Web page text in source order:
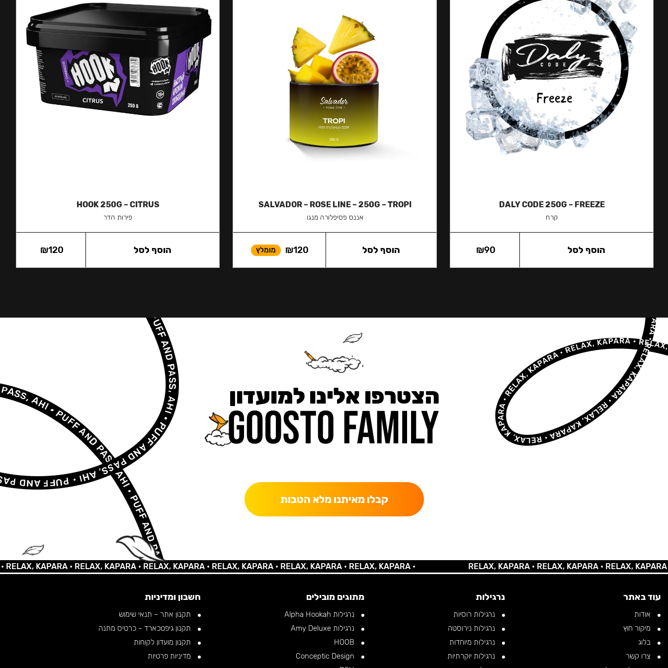
DALY CODE 250G – FREEZE
קרח
₪90 הוסף לסל
SALVADOR – ROSE LINE – 250G – TROPI
אננס פסיפלורה מנגו
₪120 מומלץ הוסף לסל
HOOK 250G – CITRUS
פירות הדר
₪120 הוסף לסל
הצטרפו אלינו למועדון
קבלו מאיתנו מלא הטבות
KAPARA •RELAX, KAPARA •RELAX, KAPARA •RELAX, KAPARA •RELAX, KAPARA •RELAX, KAPARA • RELAX, KAPARA •RELAX, KAPARA •RELAX, KAPARA •
עוד באתר
אודות
מיקור חוץ
בלוג
צרו קשר
נרגילות
נרגילות רוסיות
נרגילות נירוסטה
נרגילות מיוחדות
נרגילות יוקרתיות
מתוגים מובילים
נרגילות Alpha Hookah
נרגילות Amy Deluxe
חשבון ומדיניות
תקנון אתר – תנאי שימוש
תקנון גיפטכארד – כרטיס מתנה
תקנון מועדון לקוחות
מדיניות פרטיות